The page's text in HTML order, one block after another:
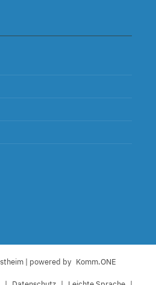
| powered by Komm.ONE